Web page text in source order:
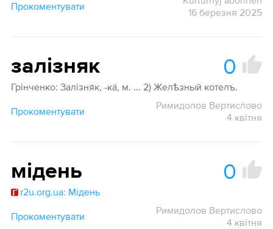
Прокоментувати
16 березня 2025
залізняк 0
Грінченко: Залізня́к, -ка́, м. ... 2) Желѣзный котелъ.
Прокоментувати
Римидолов Вертислово
4 квітня
мідень 0
r2u.org.ua: Мідень
Прокоментувати
Римидолов Вертислово
4 квітня